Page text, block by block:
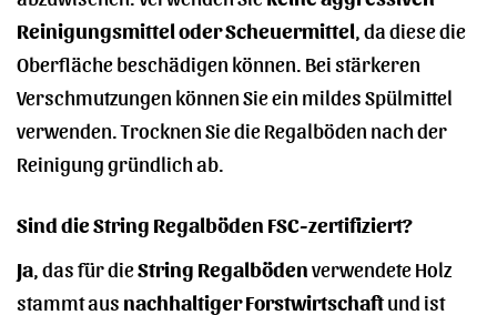
Reinigungsmittel oder Scheuermittel , da diese die
Oberfläche beschädigen können. Bei stärkeren
Verschmutzungen können Sie ein mildes Spülmittel
verwenden. Trocknen Sie die Regalböden nach der
Reinigung gründlich ab.
Sind die String Regalböden FSC-zertifiziert?
Ja , das für dieString Regalbödenverwendete Holz
stammt aus nachhaltiger Forstwirtschaftund ist